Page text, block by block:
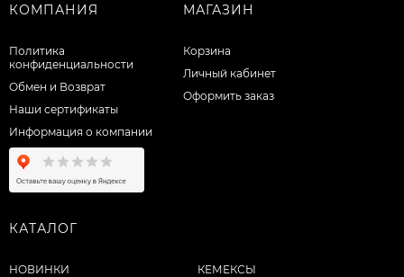
КОМПАНИЯ
Политика
конфиденциальности
Обмен и Возврат
Наши сертификаты
Информация о компании
МАГАЗИН
Корзина
Личный кабинет
Оформить заказ
КАТАЛОГ
НОВИНКИ
КЕМЕКСЫ